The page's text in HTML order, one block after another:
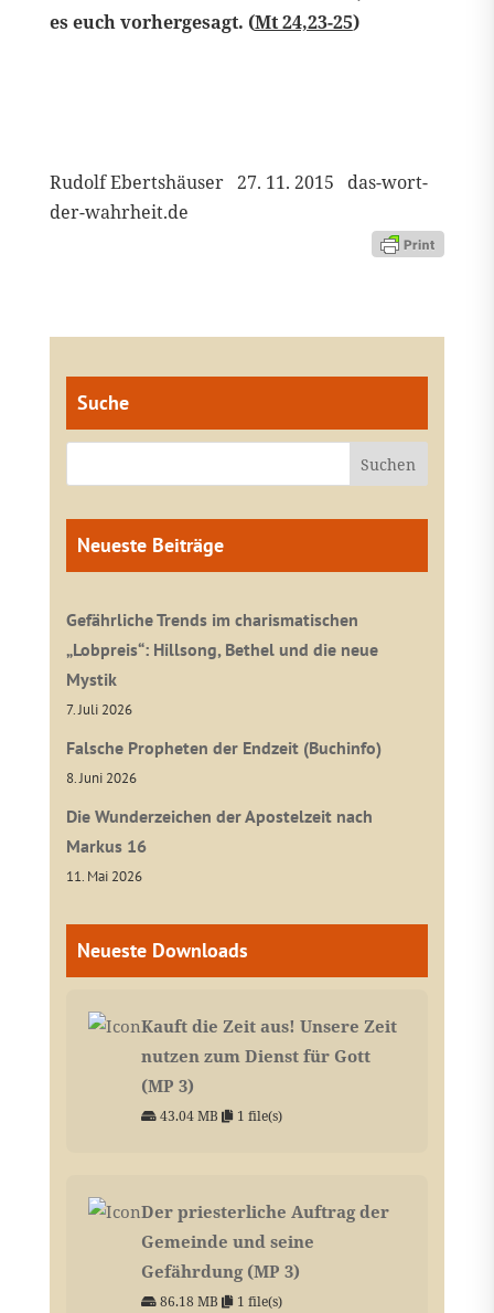
es euch vorhergesagt. (Mt 24,23-25)
Rudolf Ebertshäuser 27. 11. 2015 das-wort-
der-wahrheit.de
Suche
Neueste Beiträge
Gefährliche Trends im charismatischen
„Lobpreis“: Hillsong, Bethel und die neue
Mystik
7. Juli 2026
Falsche Propheten der Endzeit (Buchinfo)
8. Juni 2026
Die Wunderzeichen der Apostelzeit nach
Markus 16
11. Mai 2026
Neueste Downloads
Kauft die Zeit aus! Unsere Zeit
nutzen zum Dienst für Gott
(MP 3)
43.04 MB 1 file(s)
Der priesterliche Auftrag der
Gemeinde und seine
Gefährdung (MP 3)
86.18 MB 1 file(s)